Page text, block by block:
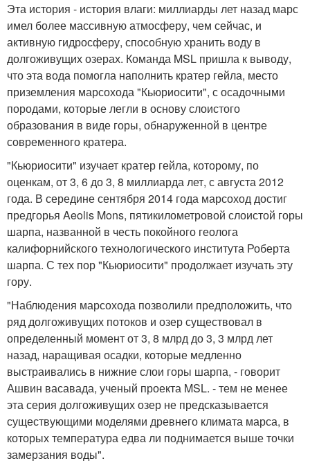
Эта история - история влаги: миллиарды лет назад марс
имел более массивную атмосферу, чем сейчас, и
активную гидросферу, способную хранить воду в
долгоживущих озерах. Команда MSL пришла к выводу,
что эта вода помогла наполнить кратер гейла, место
приземления марсохода "Кьюриосити", с осадочными
породами, которые легли в основу слоистого
образования в виде горы, обнаруженной в центре
современного кратера.
"Кьюриосити" изучает кратер гейла, которому, по
оценкам, от 3, 6 до 3, 8 миллиарда лет, с августа 2012
года. В середине сентября 2014 года марсоход достиг
предгорья Aeolis Mons, пятикилометровой слоистой горы
шарпа, названной в честь покойного геолога
калифорнийского технологического института Роберта
шарпа. С тех пор "Кьюриосити" продолжает изучать эту
гору.
"Наблюдения марсохода позволили предположить, что
ряд долгоживущих потоков и озер существовал в
определенный момент от 3, 8 млрд до 3, 3 млрд лет
назад, наращивая осадки, которые медленно
выстраивались в нижние слои горы шарпа, - говорит
Ашвин васавада, ученый проекта MSL. - тем не менее
эта серия долгоживущих озер не предсказывается
существующими моделями древнего климата марса, в
которых температура едва ли поднимается выше точки
замерзания воды".